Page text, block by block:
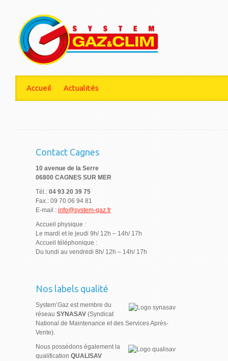
Accueil Actualités
Contact Cagnes
10 avenue de la Serre
06800 CAGNES SUR MER
Tél.: 04 93 20 39 75
Fax.: 09 70 06 94 81
E-mail : info@system-gaz.fr
Accueil physique :
Le mardi et le jeudi 9h/ 12h – 14h/ 17h
Accueil téléphonique :
Du lundi au vendredi 8h/ 12h – 14h/ 17h
Nos labels qualité
System’Gaz est membre du
réseau SYNASAV (Syndicat
National de Maintenance et des Services Après-
Vente).
Nous possédons également la
qualification QUALISAV